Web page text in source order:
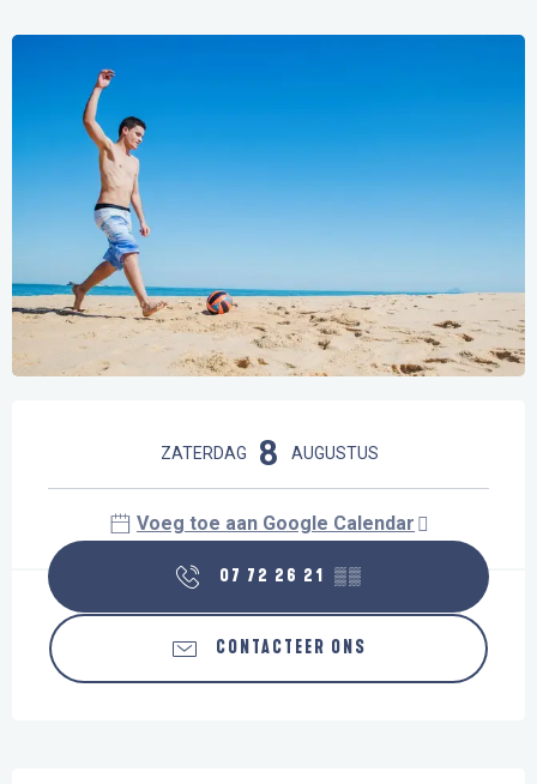
ZATERDAG 8 AUGUSTUS
Voeg toe aan Google Calendar
07 72 26 21 ▒▒
CONTACTEER ONS